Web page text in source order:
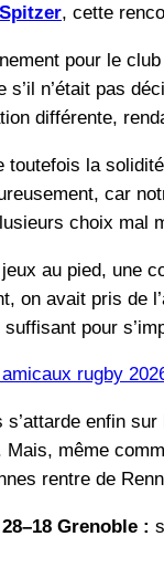
, cette
pour le
s’il n’était pas
différente,
toutefois la
car
choix mal
au pied, une
on avait pris de
pour
rugby
s’attarde enfin
Mais, même
rentre de
Grenoble :